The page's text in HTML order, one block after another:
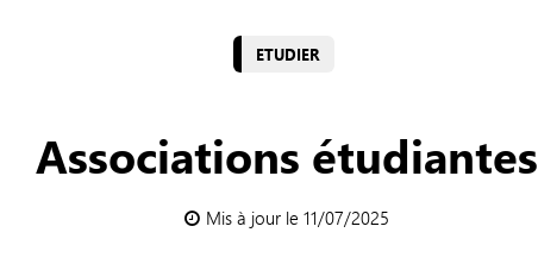
ETUDIER
Associations étudiantes
Mis à jour le 11/07/2025